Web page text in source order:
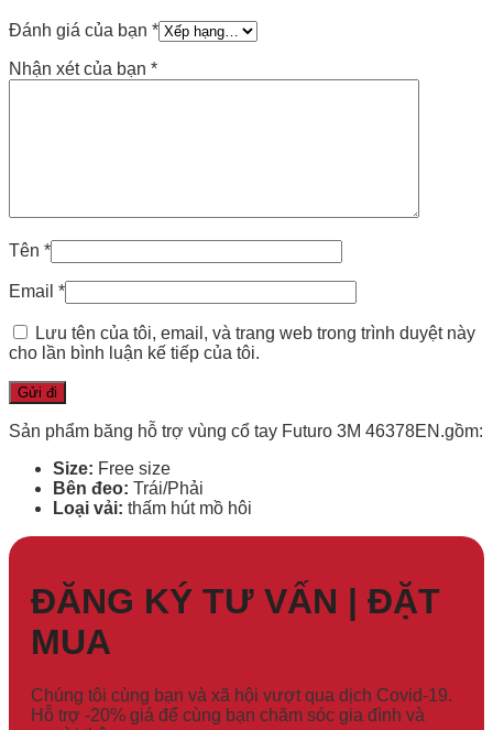
Đánh giá của bạn *
Nhận xét của bạn *
Tên *
Email *
Lưu tên của tôi, email, và trang web trong trình duyệt này
cho lần bình luận kế tiếp của tôi.
Sản phẩm băng hỗ trợ vùng cổ tay Futuro 3M 46378EN .gồm:
Size: Free size
Bên đeo: Trái/Phải
Loại vải: thấm hút mồ hôi
ĐĂNG KÝ TƯ VẤN | ĐẶT
MUA
Chúng tôi cùng bạn và xã hội vượt qua dịch Covid-19.
Hỗ trợ -20% giá để cùng bạn chăm sóc gia đình và